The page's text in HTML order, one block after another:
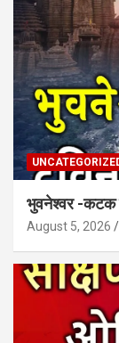
भुवनेश्वर -कटक
August 5, 2026